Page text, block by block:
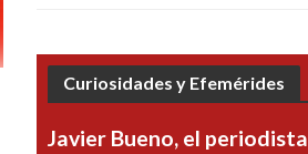
Curiosidades y Efemérides
Javier Bueno, el periodista